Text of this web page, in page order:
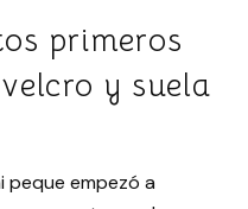
primeros
y suela
peque empezó a